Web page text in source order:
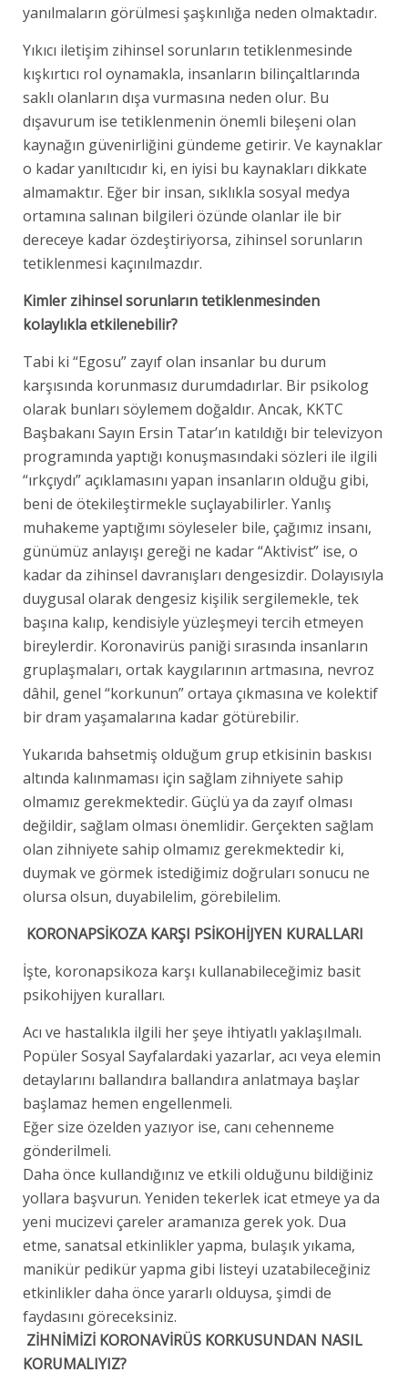
yanılmaların görülmesi şaşkınlığa neden olmaktadır.
Yıkıcı iletişim zihinsel sorunların tetiklenmesinde
kışkırtıcı rol oynamakla, insanların bilinçaltlarında
saklı olanların dışa vurmasına neden olur. Bu
dışavurum ise tetiklenmenin önemli bileşeni olan
kaynağın güvenirliğini gündeme getirir. Ve kaynaklar
o kadar yanıltıcıdır ki, en iyisi bu kaynakları dikkate
almamaktır. Eğer bir insan, sıklıkla sosyal medya
ortamına salınan bilgileri özünde olanlar ile bir
dereceye kadar özdeştiriyorsa, zihinsel sorunların
tetiklenmesi kaçınılmazdır.
Kimler zihinsel sorunların tetiklenmesinden
kolaylıkla etkilenebilir?
Tabi ki “Egosu” zayıf olan insanlar bu durum
karşısında korunmasız durumdadırlar. Bir psikolog
olarak bunları söylemem doğaldır. Ancak, KKTC
Başbakanı Sayın Ersin Tatar’ın katıldığı bir televizyon
programında yaptığı konuşmasındaki sözleri ile ilgili
“ırkçıydı” açıklamasını yapan insanların olduğu gibi,
beni de ötekileştirmekle suçlayabilirler. Yanlış
muhakeme yaptığımı söyleseler bile, çağımız insanı,
günümüz anlayışı gereği ne kadar “Aktivist” ise, o
kadar da zihinsel davranışları dengesizdir. Dolayısıyla
duygusal olarak dengesiz kişilik sergilemekle, tek
başına kalıp, kendisiyle yüzleşmeyi tercih etmeyen
bireylerdir. Koronavirüs paniği sırasında insanların
gruplaşmaları, ortak kaygılarının artmasına, nevroz
dâhil, genel “korkunun” ortaya çıkmasına ve kolektif
bir dram yaşamalarına kadar götürebilir.
Yukarıda bahsetmiş olduğum grup etkisinin baskısı
altında kalınmaması için sağlam zihniyete sahip
olmamız gerekmektedir. Güçlü ya da zayıf olması
değildir, sağlam olması önemlidir. Gerçekten sağlam
olan zihniyete sahip olmamız gerekmektedir ki,
duymak ve görmek istediğimiz doğruları sonucu ne
olursa olsun, duyabilelim, görebilelim.
KORONAPSİKOZA KARŞI PSİKOHİJYEN KURALLARI
İşte, koronapsikoza karşı kullanabileceğimiz basit
psikohijyen kuralları.
Acı ve hastalıkla ilgili her şeye ihtiyatlı yaklaşılmalı.
Popüler Sosyal Sayfalardaki yazarlar, acı veya elemin
detaylarını ballandıra ballandıra anlatmaya başlar
başlamaz hemen engellenmeli.
Eğer size özelden yazıyor ise, canı cehenneme
gönderilmeli.
Daha önce kullandığınız ve etkili olduğunu bildiğiniz
yollara başvurun. Yeniden tekerlek icat etmeye ya da
yeni mucizevi çareler aramanıza gerek yok. Dua
etme, sanatsal etkinlikler yapma, bulaşık yıkama,
manikür pedikür yapma gibi listeyi uzatabileceğiniz
etkinlikler daha önce yararlı olduysa, şimdi de
faydasını göreceksiniz.
ZİHNİMİZİ KORONAVİRÜS KORKUSUNDAN NASIL
KORUMALIYIZ?